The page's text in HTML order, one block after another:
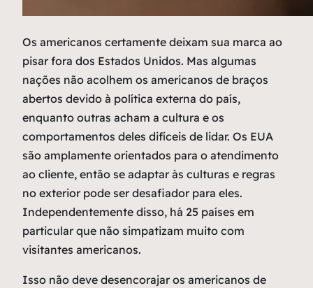
Os americanos certamente deixam sua marca ao
pisar fora dos Estados Unidos. Mas algumas
nações não acolhem os americanos de braços
abertos devido à política externa do país,
enquanto outras acham a cultura e os
comportamentos deles difíceis de lidar. Os EUA
são amplamente orientados para o atendimento
ao cliente, então se adaptar às culturas e regras
no exterior pode ser desafiador para eles.
Independentemente disso, há 25 países em
particular que não simpatizam muito com
visitantes americanos.
Isso não deve desencorajar os americanos de